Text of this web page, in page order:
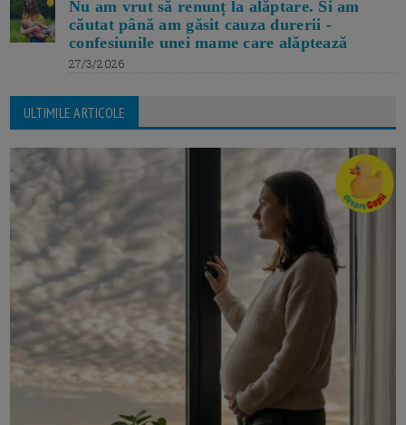
Nu am vrut să renunț la alăptare. Si am
căutat până am găsit cauza durerii -
confesiunile unei mame care alăptează
27/3/2026
ULTIMILE ARTICOLE